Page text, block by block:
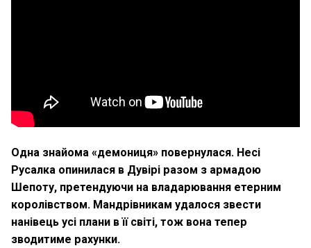
Одна знайома «демониця» повернулася. Несі
Русалка опинилася в Дувірі разом з армадою
Шепоту, претендуючи на владарювання етерним
королівством. Мандрівникам удалося звести
нанівець усі плани в її світі, тож вона тепер
зводитиме рахунки.